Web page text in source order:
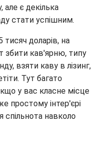
є декілька
стати успішним.
доларів, на
збити кав'ярню, типу
взяти каву в лізинг,
Тут багато
у вас класне місце
простому інтер'єрі
спільнота навколо